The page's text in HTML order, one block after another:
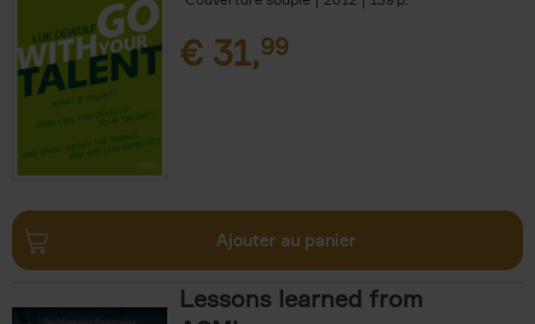
€ 31,99
Ajouter au panier
Lessons learned from